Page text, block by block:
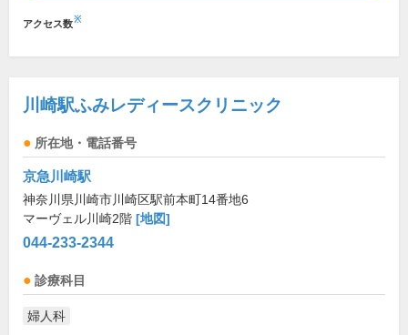
アクセス数※
川崎駅ふみレディースクリニック
所在地・電話番号
京急川崎駅
神奈川県川崎市川崎区駅前本町14番地6
マーヴェル川崎2階 [地図]
044-233-2344
診療科目
婦人科